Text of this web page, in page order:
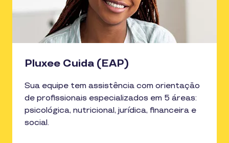
Pluxee Cuida (EAP)
Sua equipe tem assistência com orientação
de profissionais especializados em 5 áreas:
psicológica, nutricional, jurídica, financeira e
social.